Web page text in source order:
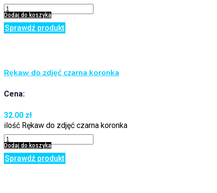
Dodaj do koszyka
Sprawdź produkt
Rękaw do zdjęć czarna koronka
Cena:
32.00 zł
ilość Rękaw do zdjęć czarna koronka
Dodaj do koszyka
Sprawdź produkt